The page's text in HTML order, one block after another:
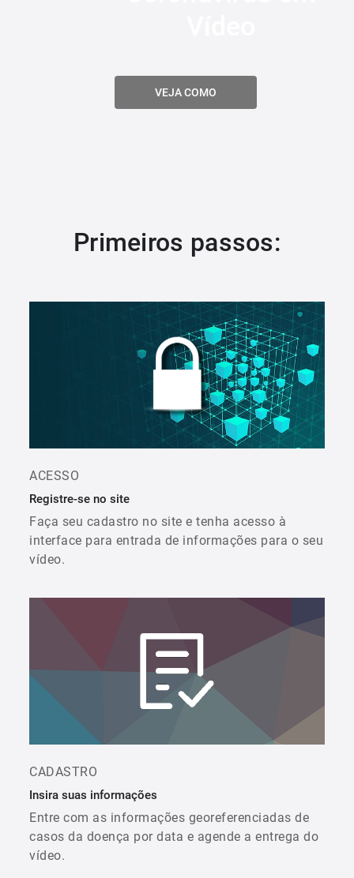
VEJA COMO
Primeiros passos:
ACESSO
Registre-se no site
Faça seu cadastro no site e tenha acesso à
interface para entrada de informações para o seu
vídeo.
CADASTRO
Insira suas informações
Entre com as informações georeferenciadas de
casos da doença por data e agende a entrega do
vídeo.